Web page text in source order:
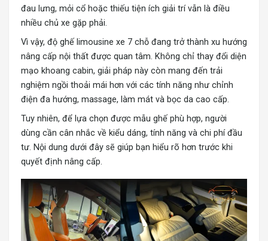
đau lưng, mỏi cổ hoặc thiếu tiện ích giải trí vẫn là điều
nhiều chủ xe gặp phải.
Vì vậy, độ ghế limousine xe 7 chỗ đang trở thành xu hướng
nâng cấp nội thất được quan tâm. Không chỉ thay đổi diện
mạo khoang cabin, giải pháp này còn mang đến trải
nghiệm ngồi thoải mái hơn với các tính năng như chỉnh
điện đa hướng, massage, làm mát và bọc da cao cấp.
Tuy nhiên, để lựa chọn được mẫu ghế phù hợp, người
dùng cần cân nhắc về kiểu dáng, tính năng và chi phí đầu
tư. Nội dung dưới đây sẽ giúp bạn hiểu rõ hơn trước khi
quyết định nâng cấp.